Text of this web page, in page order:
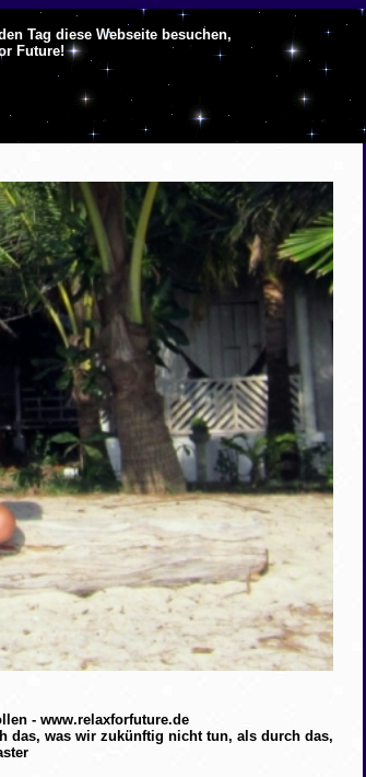
Tag diese Webseite besuchen,
Future!
- www.relaxforfuture.de
das, was wir zukünftig nicht tun, als durch das,